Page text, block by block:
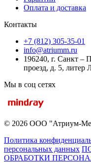
Оплата и доставка
Контакты
+7 (812) 305-35-01
info@atriumm.ru
196240, г. Санкт –
проезд, д. 5, литер
Мы в соц сетях
© 2026 ООО "Атриум-
Политика
персональных данных
ОБРАБОТКИ